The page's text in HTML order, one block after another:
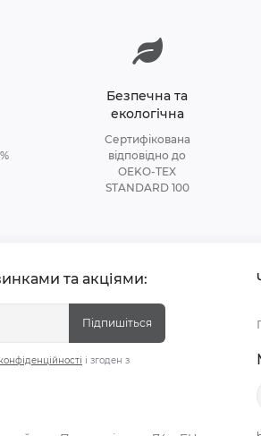
Безпечна та
екологічна
Сертифікована
відповідно до
OEKO-TEX
STANDARD 100
та акціями:
Підпишіться
і згоден з